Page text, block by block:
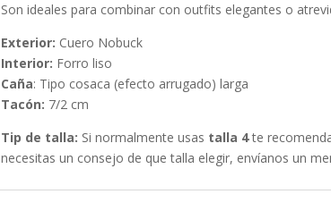
Son ideales para combinar con outfits elegantes o
Exterior: Cuero Nobuck
Interior: Forro liso
Caña: Tipo cosaca (efecto arrugado) larga
Tacón: 7/2 cm
Tip de talla: Si normalmente usas talla 4te
necesitas un consejo de que talla elegir, envíanos un